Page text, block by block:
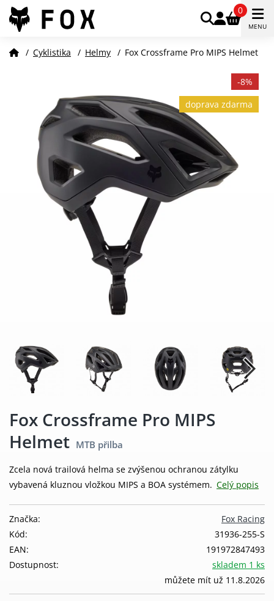
0
MENU
/ Cyklistika / Helmy / Fox Crossframe Pro MIPS Helmet
-8%
doprava zdarma
Fox Crossframe Pro MIPS
Helmet MTB přilba
Zcela nová trailová helma se zvýšenou ochranou zátylku
vybavená kluznou vložkou MIPS a BOA systémem. Celý popis
Fox Racing
Značka:
31936-255-S
Kód:
191972847493
EAN:
skladem 1 ks
můžete mít už 11.8.2026
Dostupnost: